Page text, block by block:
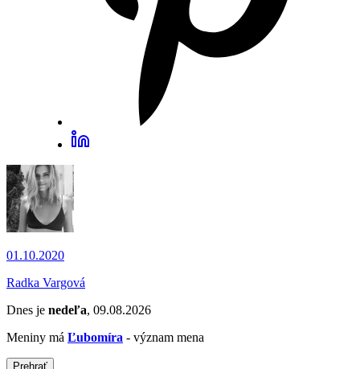
01.10.2020
Radka Vargová
Dnes je nedeľa, 09.08.2026
Meniny má Ľubomíra - význam mena
Prehrať